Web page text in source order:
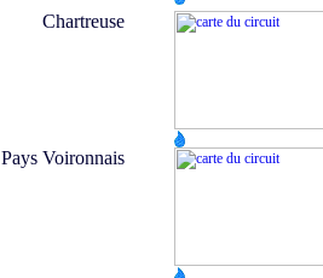
Chartreuse
Pays Voironnais